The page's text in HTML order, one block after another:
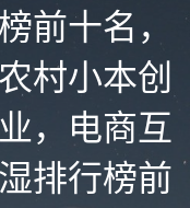
前十名，
村小本创
，电商互
排行榜前